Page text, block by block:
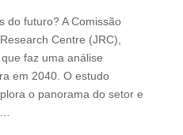
do futuro? A Comissão
Centre (JRC),
faz uma análise
em 2040. O estudo
o panorama do setor e